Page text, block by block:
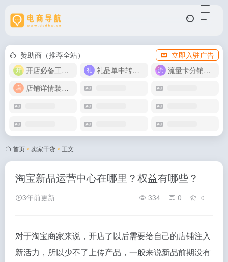
赞助商（推荐全站）
立即入驻广告
开店必备工具箱
礼品单中转同步单
流量卡分销代理
店铺详情装修模版
首页 • 卖家干货 • 正文
淘宝新品运营中心在哪里？权益有哪些？
3年前更新 334 0 0
对于淘宝商家来说，开店了以后需要给自己的店铺注入
新活力，所以少不了上传产品，一般来说新品前期没有